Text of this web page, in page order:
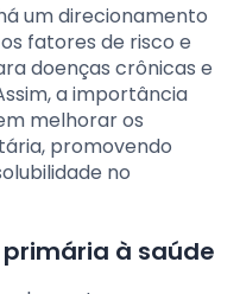
um direcionamento
fatores de risco e
doenças crônicas e
a importância
melhorar os
promovendo
no
à saúde